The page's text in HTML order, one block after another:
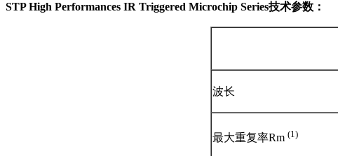
STP High Performances IR Triggered Microchip Series技术参数：
波长
最大重复率Rm (1)